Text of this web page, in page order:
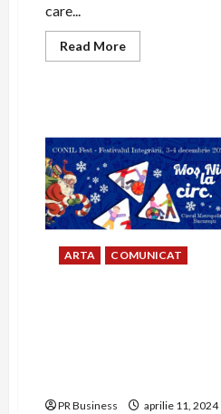
care...
Read MoreRead
more
dotarea
completa
a
unei
Camere
Senzoriale
pentru
susținerea
terapiei
adecvate
pentru
ARTA COMUNICAT
PR Business aprilie 11, 2024